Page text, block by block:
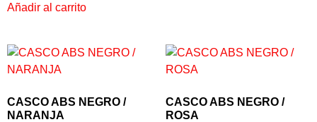
Añadir al carrito
CASCO ABS NEGRO /
NARANJA
CASCO ABS NEGRO /
ROSA